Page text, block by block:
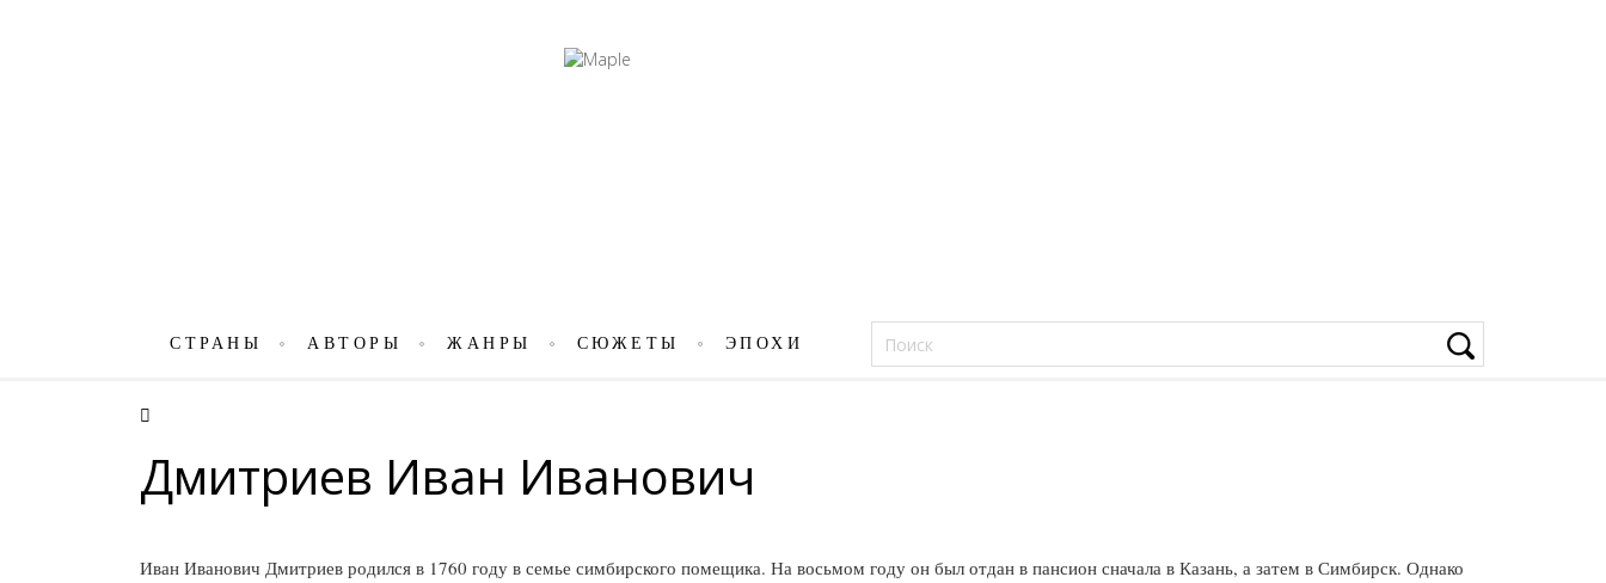
СТРАНЫ АВТОРЫ ЖАНРЫ СЮЖЕТЫ ЭПОХИ
Дмитриев Иван Иванович
Иван Иванович Дмитриев родился в 1760 году в семье симбирского помещика. На восьмом году он был отдан в пансион сначала в Казань, а затем в Симбирск. Однако